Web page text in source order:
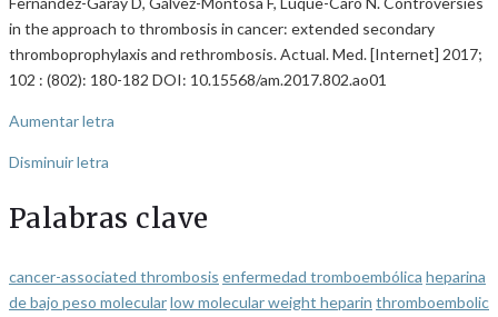
in the approach to thrombosis in cancer: extended secondary
thromboprophylaxis and rethrombosis. Actual. Med. [Internet] 2017;
102 : (802): 180-182 DOI: 10.15568/am.2017.802.ao01
Aumentar letra
Disminuir letra
Palabras clave
cancer-associated thrombosis enfermedad tromboembólica heparina
de bajo peso molecularlow molecular weight heparin thromboembolic